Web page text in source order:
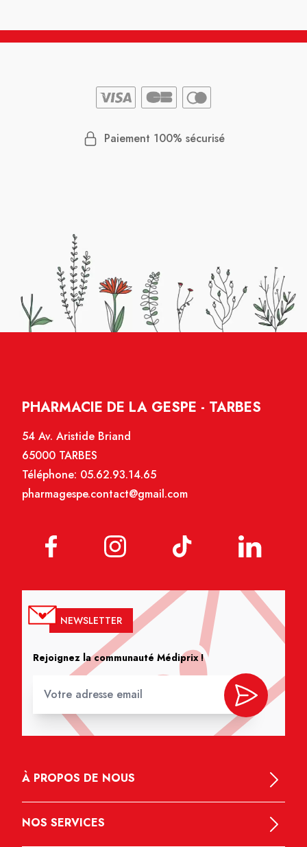
Paiement 100% sécurisé
PHARMACIE DE LA GESPE - TARBES
54 Av. Aristide Briand
65000 TARBES
Téléphone: 05.62.93.14.65
pharmagespe.contact@gmail.com
NEWSLETTER
Rejoignez la communauté Médiprix !
À PROPOS DE NOUS
NOS SERVICES